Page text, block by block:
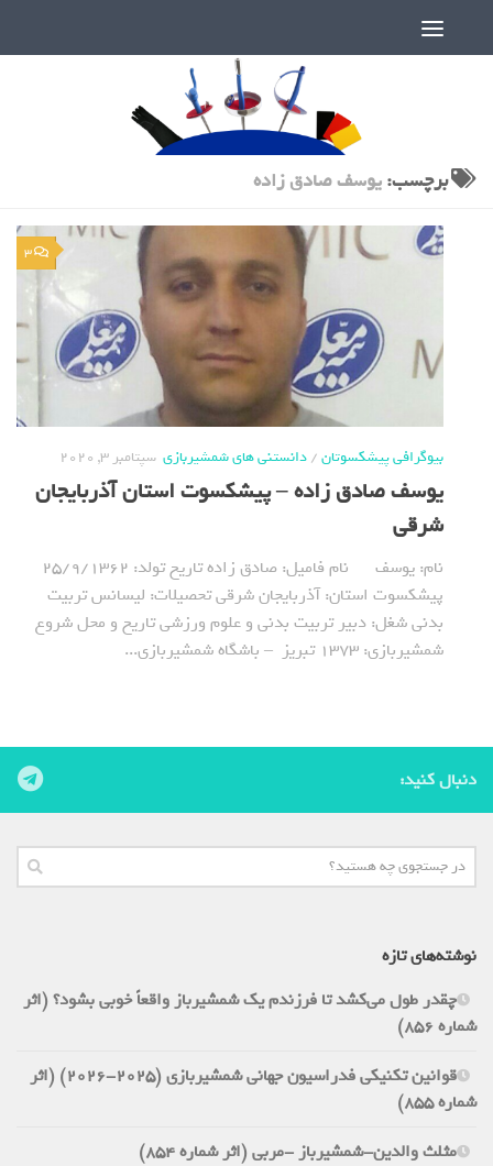
برچسب:یوسف صادق زاده
3
بیوگرافی پیشکسوتان/دانستنی های شمشیربازی سپتامبر 3, 2020
یوسف صادق زاده – پیشکسوت استان آذربایجان
شرقی
نام: یوسف نام فامیل: صادق زاده تاریخ تولد: 25/9/1362
پیشکسوت استان: آذربایجان شرقی تحصیلات: لیسانس تربیت
بدنی شغل: دبیر تربیت بدنی و علوم ورزشی تاریخ و محل شروع
شمشیربازی: 1373 تبریز – باشگاه شمشیربازی...
دنبال کنید:
نوشته‌های تازه
چقدر طول می‌کشد تا فرزندم یک شمشیرباز واقعاً خوبی بشود؟ (اثر
شماره 856)
قوانین تکنیکی فدراسیون جهانی شمشیربازی (2025-2026) (اثر
شماره 855)
مثلث والدین-شمشیرباز -مربی (اثر شماره 854)